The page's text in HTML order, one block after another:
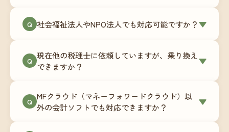
談にも対応しています。
次で進めています。そのため、決算時に追加の作
リプション型の料金体系を実現しています。年間
コストが事前にわかるので、資金繰りの見通しも
Q 社会福祉法人やNPO法人でも対応可能ですか？▼
は営利法人とは会計基準や監査要件が異なるた
め、別途お見積りとなります。まずはお気軽にご
Q 現在他の税理士に依頼していますが、乗り換え
できますか？
▼
ます。前任の税理士事務所との連携や、過去の帳
簿データの移行もお手伝いします。決算期のタイ
Q MFクラウド（マネーフォワードクラウド）以
外の会計ソフトでも対応できますか？
▼